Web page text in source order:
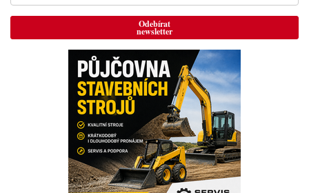
Odebírat
newsletter